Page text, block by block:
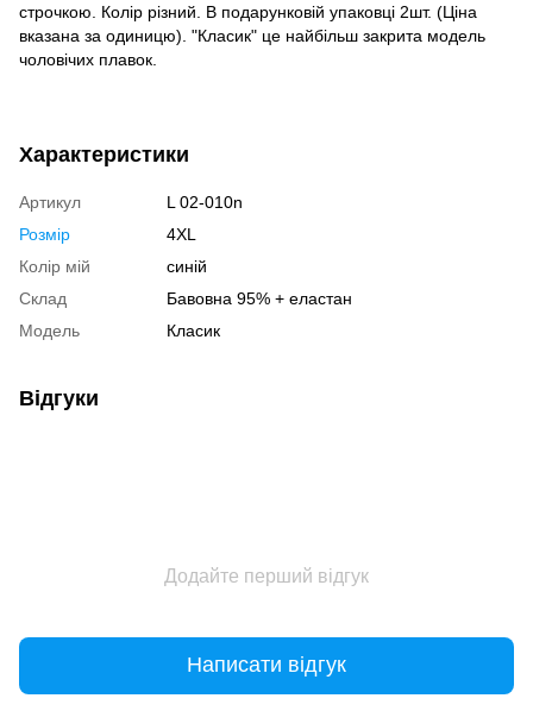
строчкою. Колір різний. В подарунковій упаковці 2шт. (Ціна
вказана за одиницю). "Класик" це найбільш закрита модель
чоловічих плавок.
Характеристики
Артикул
L 02-010n
Розмір
4XL
Колір мій
синій
Склад
Бавовна 95% + еластан
Модель
Класик
Відгуки
Додайте перший відгук
Написати відгук